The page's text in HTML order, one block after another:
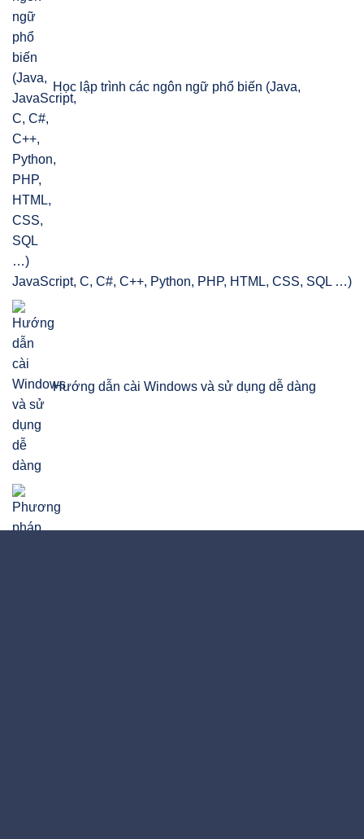
Học lập trình các ngôn ngữ phổ biến (Java,
JavaScript, C, C#, C++, Python, PHP, HTML, CSS, SQL …)
Hướng dẫn cài Windows và sử dụng dễ dàng